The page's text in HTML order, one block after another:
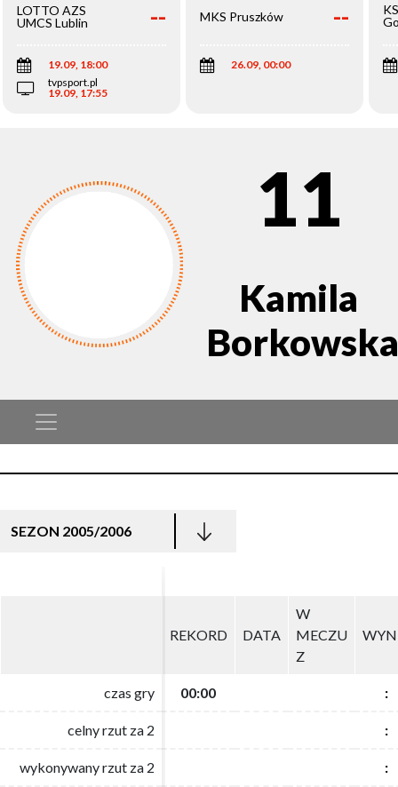
LOTTO AZS
UMCS Lublin
--
19.09, 18:00
tvpsport.pl
19.09, 17:55
MKS Pruszków --
26.09, 00:00
11
Kamila
Borkowska
SEZON 2005/2006
REKORD DATA
W
MECZU
Z
czas gry 00:00 :
celny rzut za 2 :
wykonywany rzut za 2 :
REKORD DATA
W
MECZU
Z
czas gry 00:00 :
celny rzut za 2 :
wykonywany rzut za 2 :